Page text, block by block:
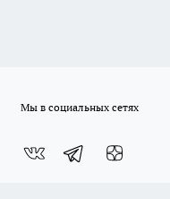
Мы в социальных сетях